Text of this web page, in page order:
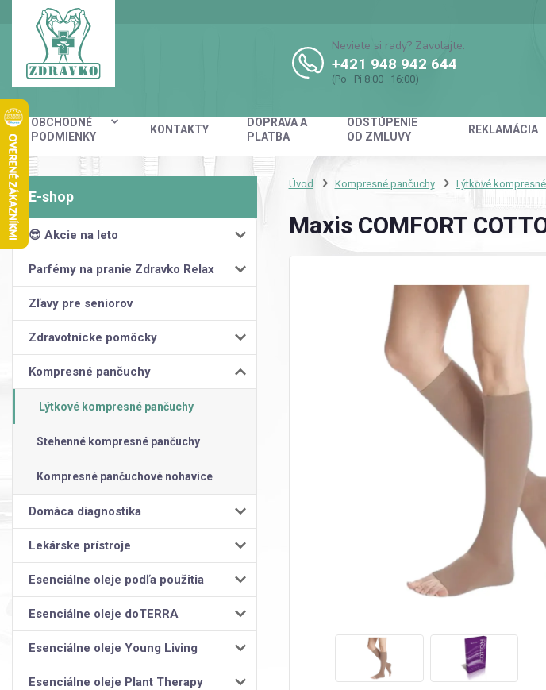
OBCHODNÉ
PODMIENKY
KONTAKTY
DOPRAVA A
PLATBA
ODSTÚPENIE
OD ZMLUVY
REKLAMÁCIA
Neviete si rady? Zavolajte.
+421 948 942 644
(Po–Pi 8:00–16:00)
😎 Akcie na leto
Parfémy na pranie Zdravko Relax
Zľavy pre seniorov
Zdravotnícke pomôcky
Kompresné pančuchy
Lýtkové kompresné pančuchy
Stehenné kompresné pančuchy
Kompresné pančuchové nohavice
Domáca diagnostika
Lekárske prístroje
Esenciálne oleje podľa použitia
Esenciálne oleje doTERRA
Esenciálne oleje Young Living
Esenciálne oleje Plant Therapy
Úvod Kompresné pančuchy Lýtkové
Maxis COMFORT